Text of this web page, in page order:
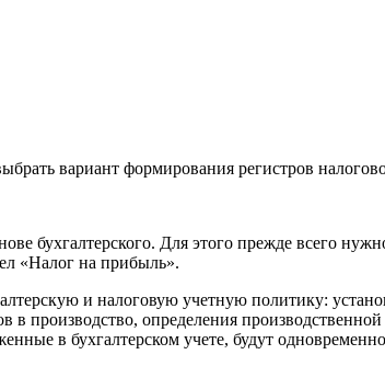
сервисы «Учетная политика» и «Алгоритмы для
форму, и мы вышлем вам на почту письмо
вариант формирования регистров
бухгалтерского. Для этого прежде всего
«Налог на прибыль».
и налоговую учетную политику:
в производство, определения
в бухгалтерском учете, будут